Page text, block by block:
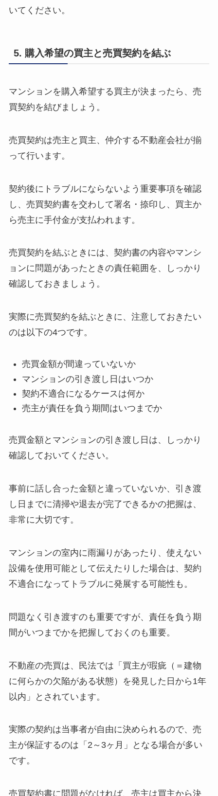
いてください。
5. 購入希望の買主と売買契約を結ぶ
マンションを購入希望する買主が決まったら、売
買契約を結びましょう。
売買契約は売主と買主、仲介する不動産会社が揃
って行います。
契約後にトラブルにならないよう重要事項を確認
し、売買契約書を交わして署名・捺印し、買主か
ら売主に手付金が支払われます。
売買契約を結ぶときには、契約書の内容やマンシ
ョンに問題があったときの責任範囲を、しっかり
確認しておきましょう。
実際に売買契約を結ぶときに、注意しておきたい
のは以下の4つです。
売買金額が間違っていないか
マンションの引き渡し日はいつか
契約不適合になるケースは何か
売主が責任を負う期間はいつまでか
売買金額とマンションの引き渡し日は、しっかり
確認しておいてください。
事前に話し合った金額と違っていないか、引き渡
し日までに清掃や退去が完了できるかの把握は、
非常に大切です。
マンションの室内に雨漏りがあったり、使えない
設備を使用可能として伝えたりした場合は、契約
不適合になってトラブルに発展する可能性も。
問題なく引き渡すのも重要ですが、責任を負う期
間がいつまでかを把握しておくのも重要。
不動産の売買は、民法では「買主が瑕疵（＝建物
に何らかの欠陥がある状態）を発見した日から1年
以内」とされています。
実際の契約は当事者が自由に決められるので、売
主が保証するのは「2～3ヶ月」となる場合が多い
です。
売買契約書に問題がなければ、売主は買主から決